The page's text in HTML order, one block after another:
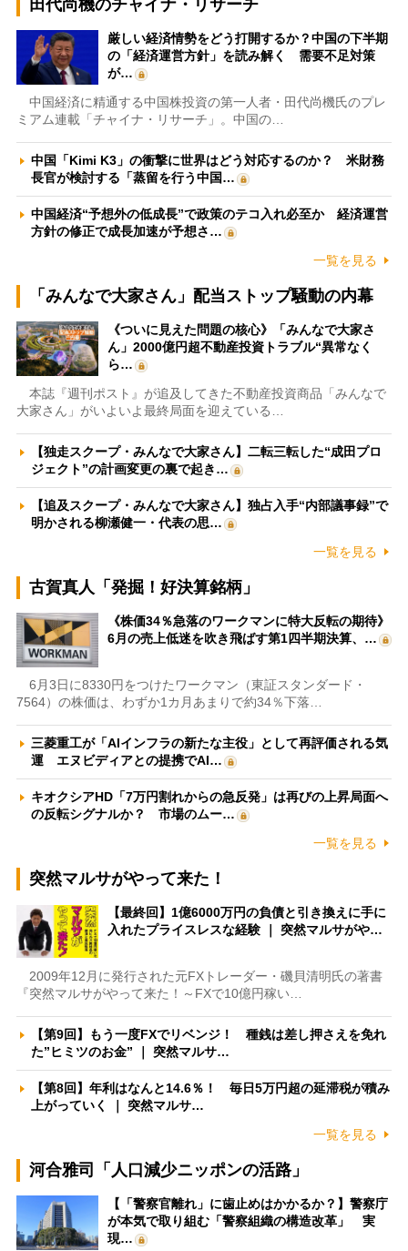
田代尚機のチャイナ・リサーチ
厳しい経済情勢をどう打開するか？中国の下半期
の「経済運営方針」を読み解く 需要不足対策
が…
中国経済に精通する中国株投資の第一人者・田代尚機氏のプレ
ミアム連載「チャイナ・リサーチ」。中国の…
中国「Kimi K3」の衝撃に世界はどう対応するのか？ 米財務
長官が検討する「蒸留を行う中国…
中国経済“予想外の低成長”で政策のテコ入れ必至か 経済運営
方針の修正で成長加速が予想さ…
一覧を見る
「みんなで大家さん」配当ストップ騒動の内幕
《ついに見えた問題の核心》「みんなで大家さ
ん」2000億円超不動産投資トラブル“異常なく
ら…
本誌『週刊ポスト』が追及してきた不動産投資商品「みんなで
大家さん」がいよいよ最終局面を迎えている…
【独走スクープ・みんなで大家さん】二転三転した“成田プロ
ジェクト”の計画変更の裏で起き…
【追及スクープ・みんなで大家さん】独占入手“内部議事録”で
明かされる柳瀬健一・代表の思…
一覧を見る
古賀真人「発掘！好決算銘柄」
《株価34％急落のワークマンに特大反転の期待》
6月の売上低迷を吹き飛ばす第1四半期決算、…
6月3日に8330円をつけたワークマン（東証スタンダード・
7564）の株価は、わずか1カ月あまりで約34％下落…
三菱重工が「AIインフラの新たな主役」として再評価される気
運 エヌビディアとの提携でAI…
キオクシアHD「7万円割れからの急反発」は再びの上昇局面へ
の反転シグナルか？ 市場のムー…
一覧を見る
突然マルサがやって来た！
【最終回】1億6000万円の負債と引き換えに手に
入れたプライスレスな経験 ｜ 突然マルサがや…
2009年12月に発行された元FXトレーダー・磯貝清明氏の著書
『突然マルサがやって来た！～FXで10億円稼い…
【第9回】もう一度FXでリベンジ！ 種銭は差し押さえを免れ
た”ヒミツのお金” ｜ 突然マルサ…
【第8回】年利はなんと14.6％！ 毎日5万円超の延滞税が積み
上がっていく ｜ 突然マルサ…
一覧を見る
河合雅司「人口減少ニッポンの活路」
【「警察官離れ」に歯止めはかかるか？】警察庁
が本気で取り組む「警察組織の構造改革」 実
現…